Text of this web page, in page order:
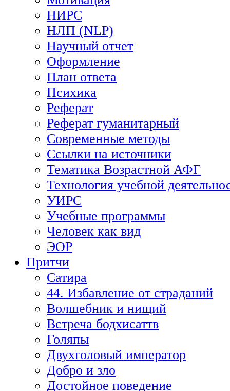
НИРС
НЛП (NLP)
Научный отчет
Оформление
План ответа
Психика
Реферат
Реферат гуманитарный
Современные методы
Ссылки на источники
Тематика Возрастной АФГ
Технология учебной
УИРС
Учебные программы
Человек как вид
ЭОР
Притчи
Сатира
44. Избавление от страданий
Волшебник и нищий
Встреча бодхисаттв
Голяпы
Двухголовый император
Добро и зло
Достойное поведение